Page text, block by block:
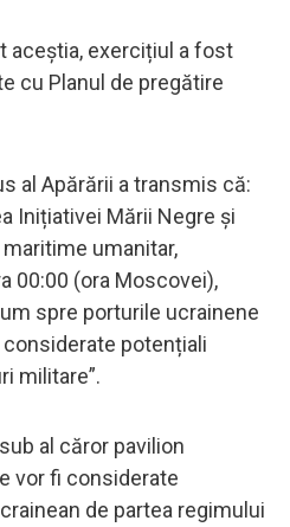
aceștia, exercițiul a fost
cu Planul de pregătire
al Apărării a transmis că:
Inițiativei Mării Negre și
umanitar,
00:00 (ora Moscovei),
spre porturile ucrainene
potențiali
militare”.
al căror pavilion
vor fi considerate
de partea regimului